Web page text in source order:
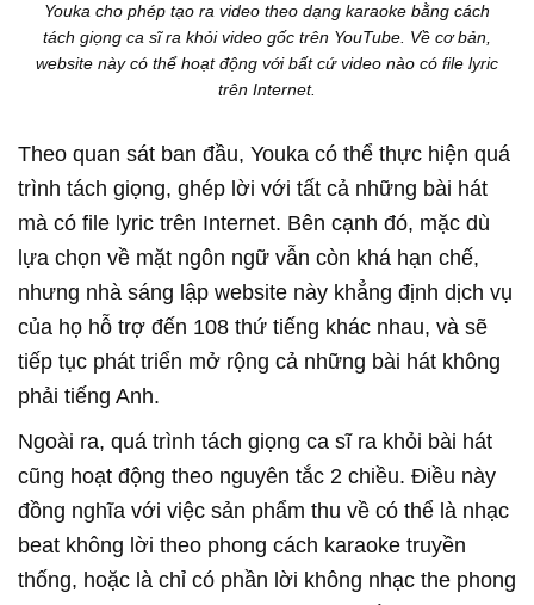
Youka cho phép tạo ra video theo dạng karaoke bằng cách
tách giọng ca sĩ ra khỏi video gốc trên YouTube. Về cơ bản,
website này có thể hoạt động với bất cứ video nào có file lyric
trên Internet.
Theo quan sát ban đầu, Youka có thể thực hiện quá
trình tách giọng, ghép lời với tất cả những bài hát
mà có file lyric trên Internet. Bên cạnh đó, mặc dù
lựa chọn về mặt ngôn ngữ vẫn còn khá hạn chế,
nhưng nhà sáng lập website này khẳng định dịch vụ
của họ hỗ trợ đến 108 thứ tiếng khác nhau, và sẽ
tiếp tục phát triển mở rộng cả những bài hát không
phải tiếng Anh.
Ngoài ra, quá trình tách giọng ca sĩ ra khỏi bài hát
cũng hoạt động theo nguyên tắc 2 chiều. Điều này
đồng nghĩa với việc sản phẩm thu về có thể là nhạc
beat không lời theo phong cách karaoke truyền
thống, hoặc là chỉ có phần lời không nhạc the phong